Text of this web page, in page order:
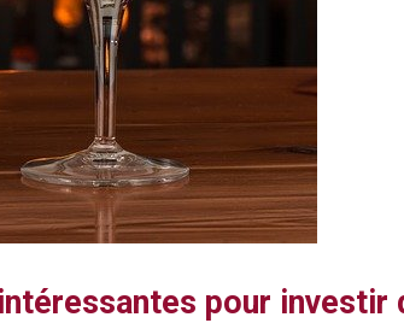
pour investir